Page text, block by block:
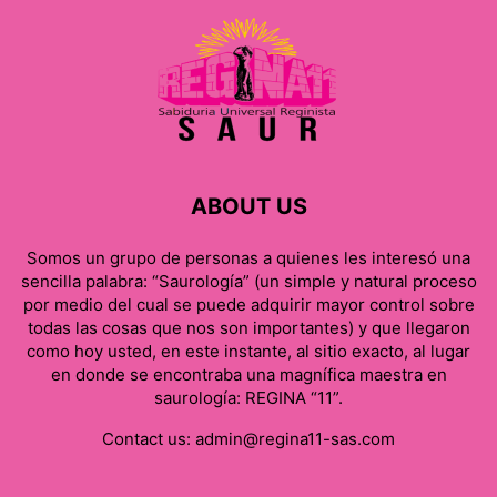
ABOUT US
Somos un grupo de personas a quienes les interesó una
sencilla palabra: “Saurología” (un simple y natural proceso
por medio del cual se puede adquirir mayor control sobre
todas las cosas que nos son importantes) y que llegaron
como hoy usted, en este instante, al sitio exacto, al lugar
en donde se encontraba una magnífica maestra en
saurología: REGINA “11”.
Contact us: admin@regina11-sas.com